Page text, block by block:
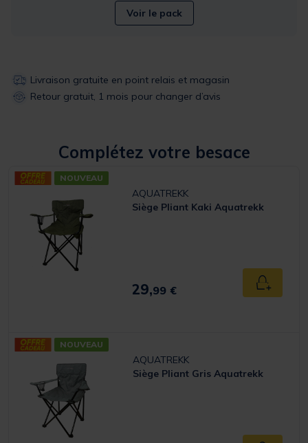
Voir le pack
Livraison gratuite en point relais et magasin
Retour gratuit, 1 mois pour changer d’avis
Complétez votre besace
NOUVEAU
AQUATREKK
Siège Pliant Kaki Aquatrekk
29,99 € Ajouter
NOUVEAU
AQUATREKK
Siège Pliant Gris Aquatrekk